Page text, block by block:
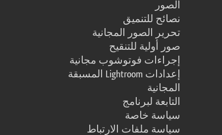
الصور
نصائح للتنميق
تحرير الصور المجانية
صور أولية للتنقيح
إجراءات فوتوشوب مجانية
إعدادات Lightroom المسبقة
المجانية
التابعة لبرنامج
سياسة خاصة
سياسة ملفات الارتباط